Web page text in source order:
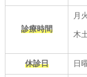
診療時間
月
木
休診日 日